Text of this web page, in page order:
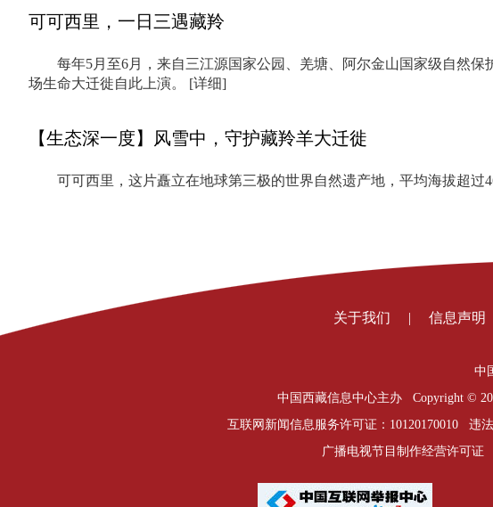
可可西里，一日三遇藏羚
每年5月至6月，来自三江源国家公园、羌塘、阿尔金山国家级自然
场生命大迁徙自此上演。 [详细]
【生态深一度】风雪中，守护藏羚羊大迁徙
可可西里，这片矗立在地球第三极的世界自然遗产地，平均海拔超
关于我们 | 信息声明
中
中国西藏信息中心主办 Copyright ©
互联网新闻信息服务许可证：10120170010 违
广播电视节目制作经营许可证